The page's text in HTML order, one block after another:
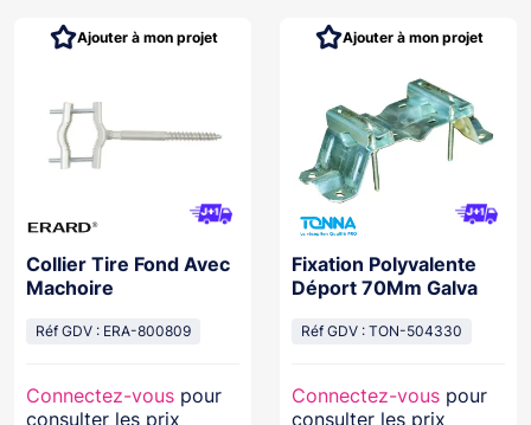
Collier Tire Fond Avec
Machoire
Réf GDV : ERA-800809
Connectez-vous pour
consulter les prix
Ajouter à mon projet
Fixation Polyvalente
Déport 70Mm Galva
Réf GDV : TON-504330
Connectez-vous pour
consulter les prix
Ajouter à mon projet